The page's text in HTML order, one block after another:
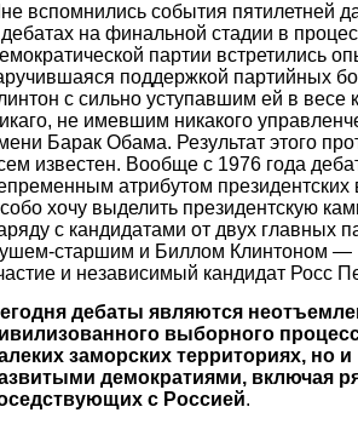
вспомнились события пятилетней
на финальной стадии в
партии встретились
поддержкой партийных
с сильно уступавшим ей в весе
не имевшим никакого
Барак Обама. Результат этого
известен. Вообще с 1976 года
атрибутом
хочу выделить президентскую
с кандидатами от двух главных
старшим и Биллом Клинтоном —
и независимый кандидат Росс
дебаты являются
выборного
заморских территориях, но и
демократиями, включая
с Россией.